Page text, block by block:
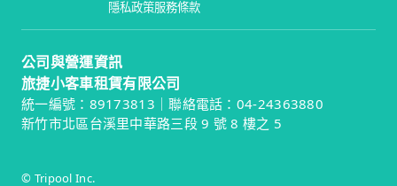
隱私政策服務條款
公司與營運資訊
旅捷小客車租賃有限公司
統一編號：89173813｜聯絡電話：04-24363880
新竹市北區台溪里中華路三段 9 號 8 樓之 5
© Tripool Inc.